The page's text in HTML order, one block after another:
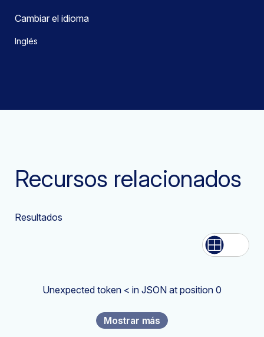
Cambiar el idioma
Inglés
Recursos relacionados
Resultados
Lista Grid
Unexpected token < in JSON at position 0
Mostrar más